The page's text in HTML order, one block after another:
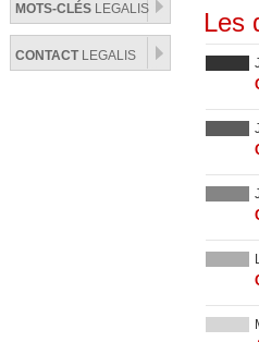
MOTS-CLÉS LEGALIS
CONTACTLEGALIS
Les